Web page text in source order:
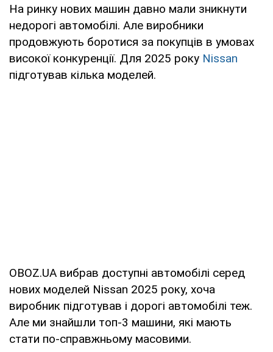
На ринку нових машин давно мали зникнути
недорогі автомобілі. Але виробники
продовжують боротися за покупців в умовах
високої конкуренції. Для 2025 року Nissan
підготував кілька моделей.
OBOZ.UA вибрав доступні автомобілі серед
нових моделей Nissan 2025 року, хоча
виробник підготував і дорогі автомобілі теж.
Але ми знайшли топ-3 машини, які мають
стати по-справжньому масовими.